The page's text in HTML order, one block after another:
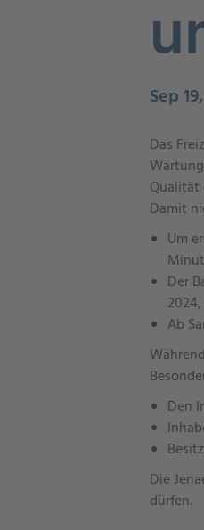
Sep
Das
Qualität
Damit
Um
Der
Ab
Den
Die
dürfen.